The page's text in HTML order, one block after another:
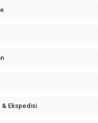
& Ekspedisi